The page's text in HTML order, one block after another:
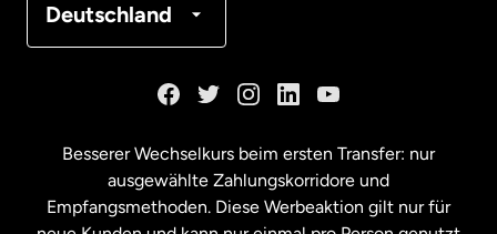
Deutschland
Malaysia
Besserer Wechselkurs beim ersten Transfer: nur
ausgewählte Zahlungskorridore und
Empfangsmethoden. Diese Werbeaktion gilt nur für